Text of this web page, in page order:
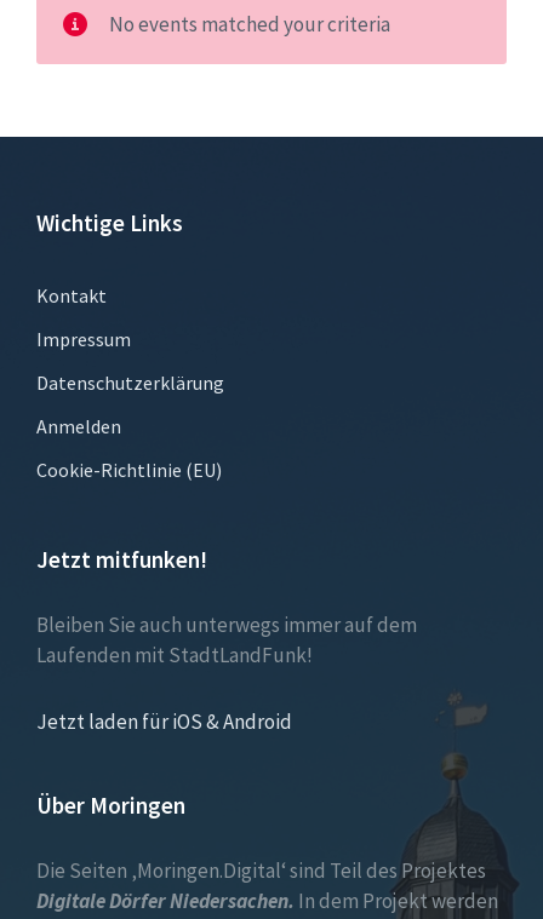
No events matched your criteria
Wichtige Links
Kontakt
Impressum
Datenschutzerklärung
Anmelden
Cookie-Richtlinie (EU)
Jetzt mitfunken!
Bleiben Sie auch unterwegs immer auf dem
Laufenden mit StadtLandFunk!
Jetzt laden für iOS & Android
Über Moringen
Die Seiten ‚Moringen.Digital‘ sind Teil des Projektes
Digitale Dörfer Niedersachen. In dem Projekt werden